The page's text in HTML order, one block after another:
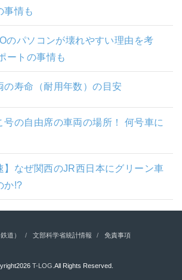
事情も
のパソコンが壊れやすい理由を考
ートの事情も
の寿命（耐用年数）の目安
号の自由席の車両の場所！ 何号車に
】なぜ関西のJR西日本にグリーン車
か!?
道） 文部科学省統計情報 免責事項
T-LOG .All Rights Reserved.